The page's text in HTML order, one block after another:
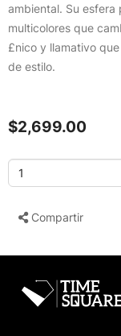
ambiental. Su esfera
multicolores que
£nico y llamativo
de estilo.
$2,699.00
Compartir